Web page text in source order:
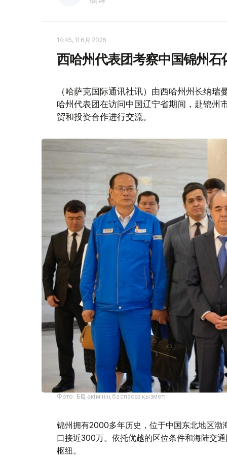
14:45, 11 6月 2026
西哈州代表团考察中国锦州石
（哈萨克国际通讯社讯）由西哈州州长纳
哈州代表团在访问中国辽宁省期间，赴锦州
贸和投资合作进行交流。
Фото: БҚО әкімінің баспасөз қызметі
锦州拥有2000多年历史，位于中国东北地区
口接近300万。依托优越的区位条件和海陆交
枢纽。